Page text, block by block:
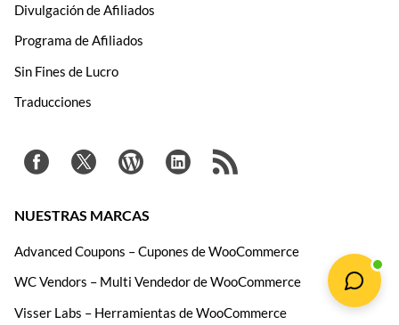
Divulgación de Afiliados
Programa de Afiliados
Sin Fines de Lucro
Traducciones
NUESTRAS MARCAS
Advanced Coupons – Cupones de WooCommerce
WC Vendors – Multi Vendedor de WooCommerce
Visser Labs – Herramientas de WooCommerce